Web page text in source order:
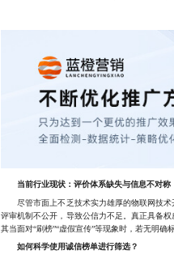
当前行业现状：评价体系缺失与信息不对称
尽管市面上不乏技术实力雄厚的物联网技术
评审机制不公开，导致公信力不足。真正具备
其当面对“刷榜”“虚假宣传”等现象时，若无明确
如何科学使用诚信榜单进行筛选？